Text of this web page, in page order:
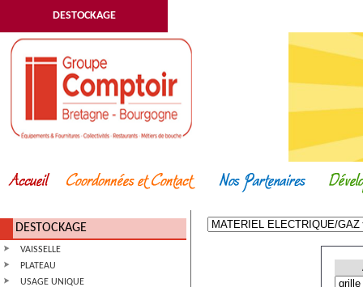
DESTOCKAGE
DESTOCKAGE
VAISSELLE
PLATEAU
USAGE UNIQUE